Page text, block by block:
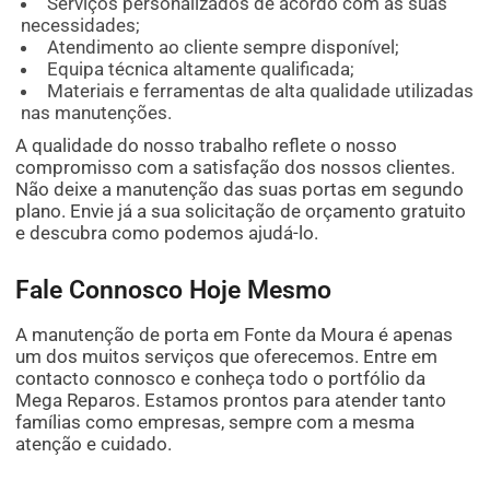
necessidades;
Atendimento ao cliente sempre disponível;
Equipa técnica altamente qualificada;
Materiais e ferramentas de alta qualidade utilizadas
nas manutenções.
A qualidade do nosso trabalho reflete o nosso
compromisso com a satisfação dos nossos clientes.
Não deixe a manutenção das suas portas em segundo
plano. Envie já a sua solicitação de orçamento gratuito
e descubra como podemos ajudá-lo.
Fale Connosco Hoje Mesmo
A manutenção de porta em Fonte da Moura é apenas
um dos muitos serviços que oferecemos. Entre em
contacto connosco e conheça todo o portfólio da
Mega Reparos. Estamos prontos para atender tanto
famílias como empresas, sempre com a mesma
atenção e cuidado.